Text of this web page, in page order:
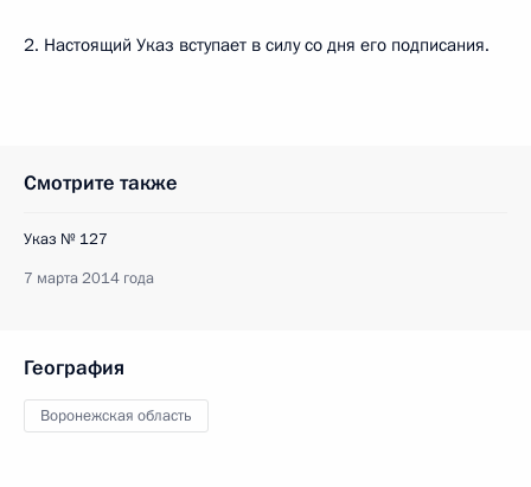
2. Настоящий Указ вступает в силу со дня его подписания.
Смотрите также
Указ № 127
7 марта 2014 года
География
Воронежская область